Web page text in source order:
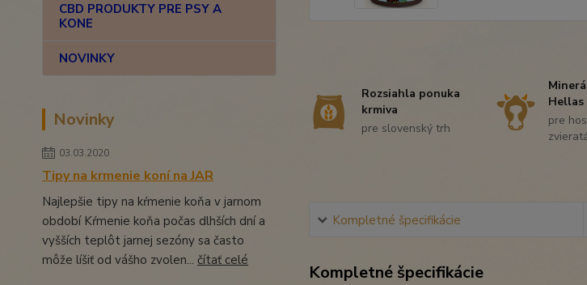
CBD PRODUKTY PRE PSY A
KONE
NOVINKY
Novinky
03.03.2020
Tipy na krmenie koní na JAR
Najlepšie tipy na kŕmenie koňa v jarnom
období Kŕmenie koňa počas dlhších dní a
vyšších teplôt jarnej sezóny sa často
môže líšiť od vášho zvolen... čítať celé
Rozsiahla ponuka
krmiva
pre slovenský trh
Hellas
pre
Kompletné špecifikácie
Kompletné špecifikácie